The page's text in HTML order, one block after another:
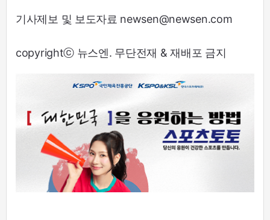
기사제보 및 보도자료 newsen@newsen.com
copyrightⓒ 뉴스엔. 무단전재 & 재배포 금지